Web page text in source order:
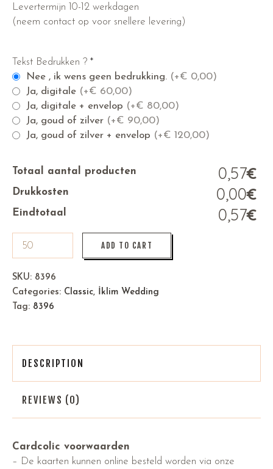
Levertermijn 10-12 werkdagen
(neem contact op voor snellere levering)
Tekst Bedrukken ? *
Nee , ik wens geen bedrukking. (+€ 0,00)
Ja, digitale (+€ 60,00)
Ja, digitale + envelop (+€ 80,00)
Ja, goud of zilver (+€ 90,00)
Ja, goud of zilver + envelop (+€ 120,00)
Totaal aantal producten €
0,57
Drukkosten €
0,00
Eindtotaal €
0,57
ADD TO CART
SKU: 8396
Categories: Classic, İklim Wedding
Tag: 8396
DESCRIPTION
REVIEWS (0)
Cardcolic voorwaarden
– De kaarten kunnen online besteld worden via onze